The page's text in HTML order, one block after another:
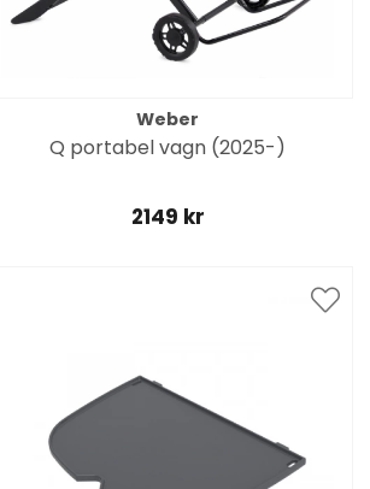
Weber
Q portabel vagn (2025-)
2149 kr